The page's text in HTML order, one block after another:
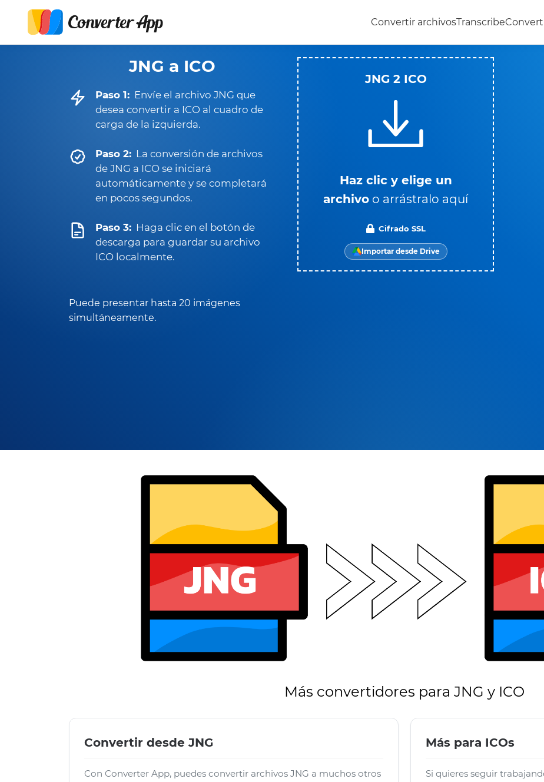
Convertir archivosTranscribe
JNG a ICO
Paso 1: Envíe el archivo JNG que
desea convertir a ICO al cuadro de
carga de la izquierda.
Paso 2: La conversión de archivos
de JNG a ICO se iniciará
automáticamente y se completará
en pocos segundos.
Paso 3: Haga clic en el botón de
descarga para guardar su archivo
ICO localmente.
Puede presentar hasta 20 imágenes
simultáneamente.
JNG 2 ICO
Haz clic y elige un
archivo o arrástralo aquí
Cifrado SSL
Importar desde Drive
Más convertidores para JNG y ICO
Convertir desde JNG
Con Converter App, puedes convertir archivos JNG a muchos otros
Más para ICOs
Si quieres seguir